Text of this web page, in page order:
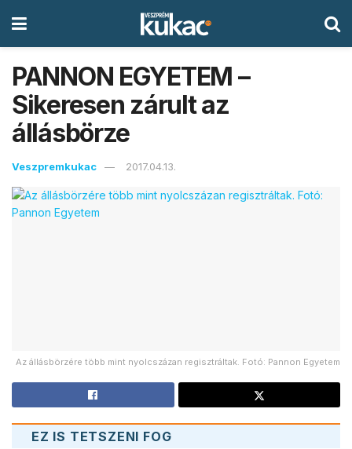
PANNON EGYETEM –
Sikeresen zárult az
állásbörze
Veszpremkukac 2017.04.13.
Az állásbörzére több mint nyolcszázan regisztráltak. Fotó: Pannon Egyetem
EZ IS TETSZENI FOG